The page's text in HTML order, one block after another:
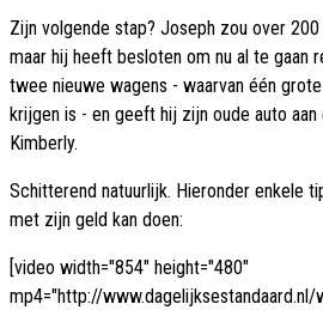
Zijn volgende stap? Joseph zou over
maar hij heeft besloten om nu al te gaan
twee nieuwe wagens - waarvan één
krijgen is - en geeft hij zijn oude auto
Kimberly.
Schitterend natuurlijk. Hieronder enkele
met zijn geld kan doen:
[video width="854" height="480"
mp4="http://www.dagelijksestandaard.nl/